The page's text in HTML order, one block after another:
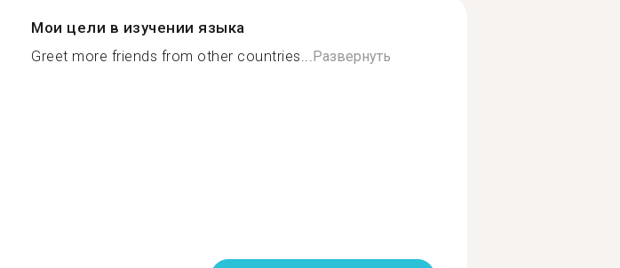
Мои цели в изучении языка
Greet more friends from other countries... Развернуть